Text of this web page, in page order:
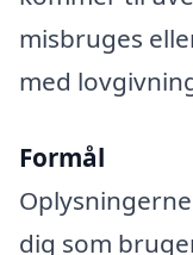
misbruges
med
Formål
dig som